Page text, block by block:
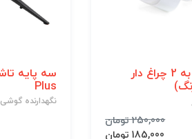
تبدیل 3 به 2 چراغ دار
250,000 تومان
185,000 تومان
Plus
نگهدارنده گوشی